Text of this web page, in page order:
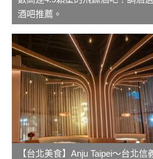
酒吧推薦。
【台北美食】Anju Taipei～台北